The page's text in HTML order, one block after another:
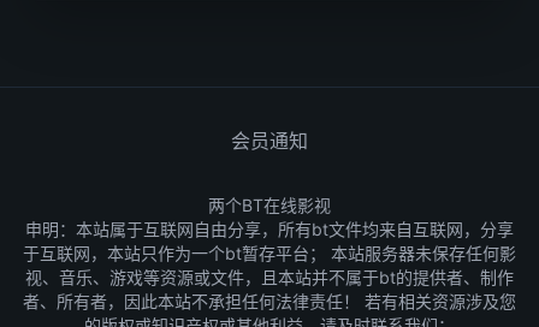
会员通知
两个BT在线影视
申明：本站属于互联网自由分享，所有bt文件均来自互联网，分享
于互联网，本站只作为一个bt暂存平台； 本站服务器未保存任何影
视、音乐、游戏等资源或文件，且本站并不属于bt的提供者、制作
者、所有者，因此本站不承担任何法律责任！ 若有相关资源涉及您